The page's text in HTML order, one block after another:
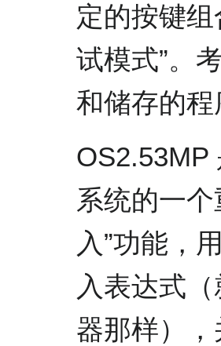
定的按键
试模式”。
和储存的
OS2.53MP
系统的一
入”功能，
入表达式
器那样）